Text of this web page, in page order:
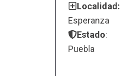
Localidad:
Esperanza
Estado:
Puebla